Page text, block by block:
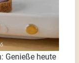
Genieße heute